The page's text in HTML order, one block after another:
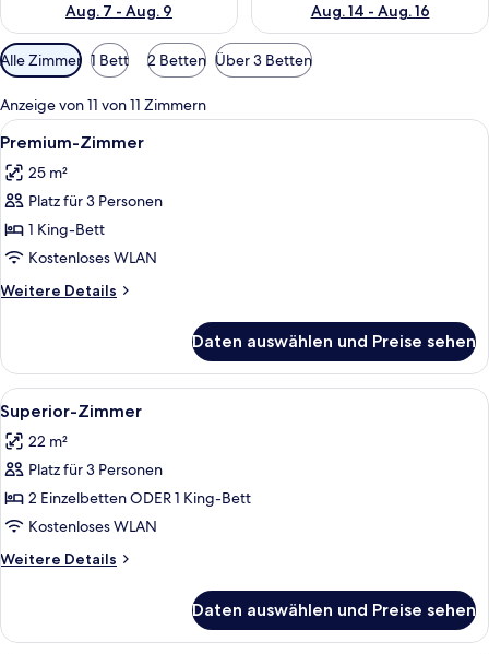
Aug. 7 - Aug. 9
Aug. 14 - Aug. 16
Verfügbare
Filter
für
Zimmer
Alle Zimmer 1 Bett 2 Betten Über 3 Betten
Anzeige von 11 von 11 Zimmern
Alle
Fotos
für
Premium-
Zimmer
anzeigen
Ein Hotelzimmer mit einem Bett,
6
Premium-Zimmer
25 m²
Platz für 3 Personen
1 King-Bett
Kostenloses WLAN
Weitere Details
Weitere
Zimmer
Daten auswählen und Preise sehen
Alle
Fotos
für
Superior-
Zimmer
anzeigen
Ein Hotelzimmer mit Bett,
6
Superior-Zimmer
22 m²
Platz für 3 Personen
2 Einzelbetten ODER 1 King-Bett
Kostenloses WLAN
Weitere Details
Weitere
Zimmer
Daten auswählen und Preise sehen